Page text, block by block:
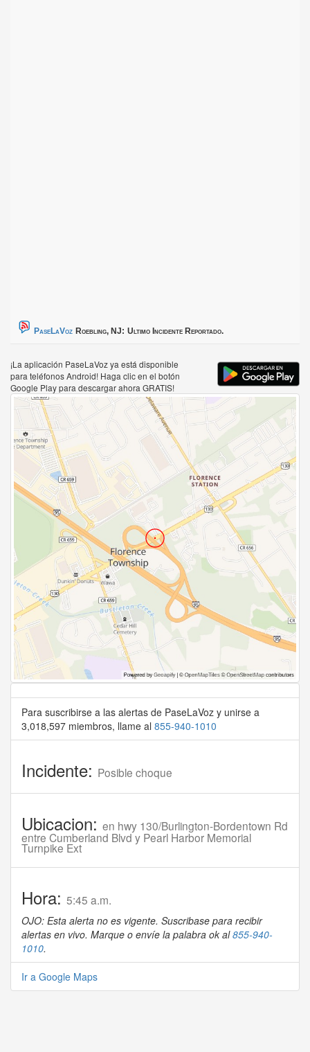
PaseLaVoz Roebling, NJ: Ultimo Incidente Reportado.
¡La aplicación PaseLaVoz ya está disponible
para teléfonos Android! Haga clic en el botón
Google Play para descargar ahora GRATIS!
Para suscribirse a las alertas de PaseLaVoz y unirse a
3,018,597 miembros, llame al 855-940-1010
Incidente: Posible choque
Ubicacion: en hwy 130/Burlington-Bordentown Rd
entre Cumberland Blvd y Pearl Harbor Memorial
Turnpike Ext
Hora: 5:45 a.m.
OJO: Esta alerta no es vigente. Suscribase para recibir
alertas en vivo. Marque o envíe la palabra ok al855-940-
1010.
Ir a Google Maps